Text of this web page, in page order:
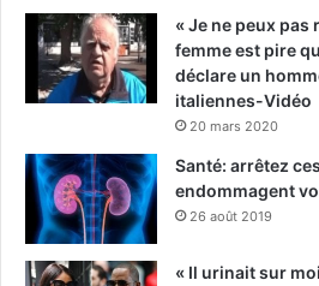
« Je ne peux pas
femme est pire
déclare un
italiennes-Vidéo
20 mars 2020
Santé: arrêtez
endommagent
26 août 2019
« Il urinait sur